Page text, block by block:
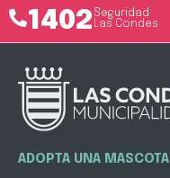
1402 Seguridad
Las Condes
ADOPTA UNA MASCOTA